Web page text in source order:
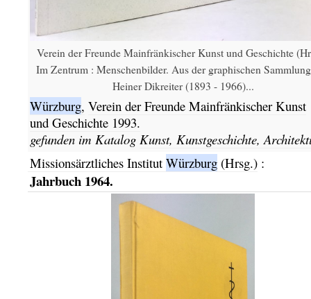
Verein der Freunde Mainfränkischer Kunst und Geschichte
Im Zentrum : Menschenbilder. Aus der graphischen
Heiner Dikreiter (1893 - 1966)...
Würzburg, Verein der Freunde Mainfränkischer Kunst
und Geschichte 1993.
gefunden im Katalog Kunst, Kunstgeschichte,
Missionsärztliches Institut Würzburg(Hrsg.):
Jahrbuch 1964.